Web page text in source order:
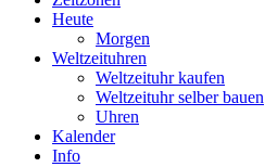
Heute
Morgen
Weltzeituhren
Weltzeituhr kaufen
Weltzeituhr selber bauen
Uhren
Kalender
Info